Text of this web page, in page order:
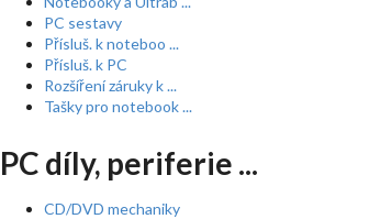
PC sestavy
Přísluš. k noteboo ...
Přísluš. k PC
Rozšíření záruky k ...
Tašky pro notebook ...
PC díly, periferie ...
CD/DVD mechaniky